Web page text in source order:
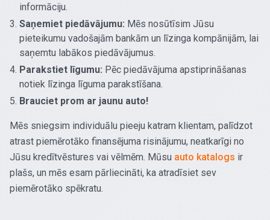
informāciju.
Saņemiet piedāvājumu: Mēs nosūtīsim Jūsu
pieteikumu vadošajām bankām un līzinga kompānijām, lai
saņemtu labākos piedāvājumus.
Parakstiet līgumu: Pēc piedāvājuma apstiprināšanas
notiek līzinga līguma parakstīšana.
Brauciet prom ar jaunu auto!
Mēs sniegsim individuālu pieeju katram klientam, palīdzot
atrast piemērotāko finansējuma risinājumu, neatkarīgi no
Jūsu kredītvēstures vai vēlmēm. Mūsu auto katalogs ir
plašs, un mēs esam pārliecināti, ka atradīsiet sev
piemērotāko spēkratu.